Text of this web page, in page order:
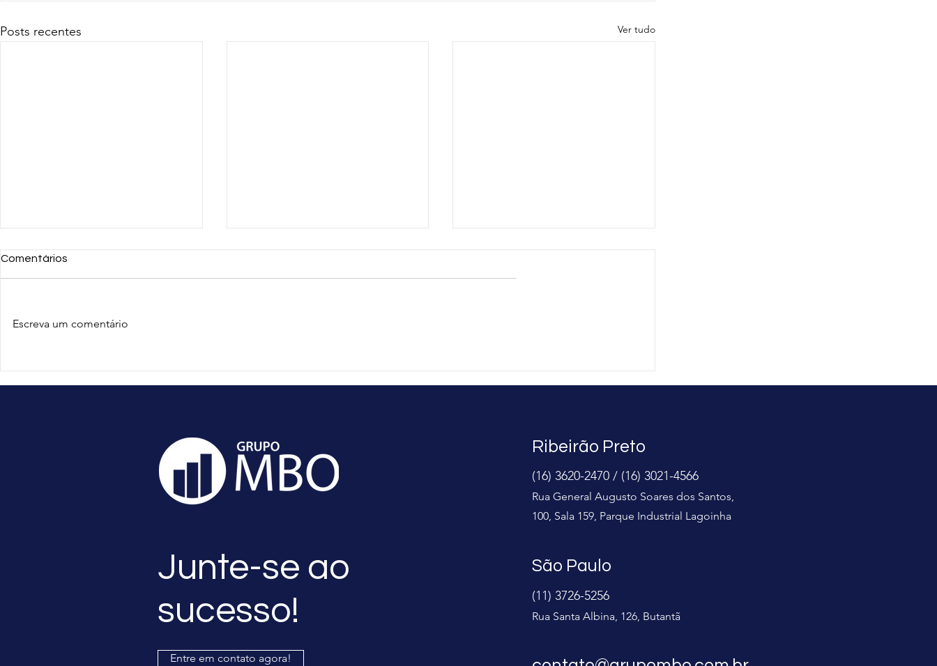
Posts recentes Ver tudo
conformidade pode resultar
Comentários
Escreva um comentário
Junte-se ao
sucesso!
Entre em contato agora!
Ribeirão Preto
(16) 3620-2470 / (16) 3021-4566
Rua General Augusto Soares dos Santos,
100, Sala 159, Parque Industrial Lagoinha
São Paulo
(11) 3726-5256
Rua Santa Albina, 126, Butantã